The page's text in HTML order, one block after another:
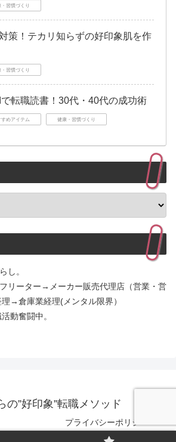
・習慣づくり
策！テカリ知らずの好印象肌を作
・習慣づくり
転職読書！30代・40代の成功術
すめアイテム 健康・習慣づくり
し。
リーター→メーカー販売代理店（営業・営
→倉庫業経理(メンタル限界）
動奮闘中。
の”好印象”転職メソッド
プライバシーポリシー